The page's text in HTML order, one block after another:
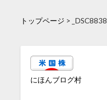
トップページ > _DSC8838
にほんブログ村